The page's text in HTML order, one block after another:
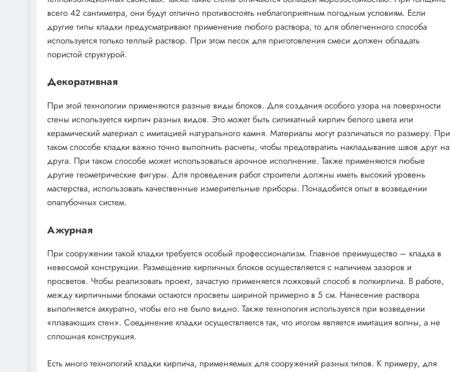
всего 42 сантиметра, они будут отлично противостоять неблагоприятным погодным условиям. Если
другие типы кладки предусматривают применение любого раствора, то для облегченного способа
используется только теплый раствор. При этом песок для приготовления смеси должен обладать
пористой структурой.
Декоративная
При этой технологии применяются разные виды блоков. Для создания особого узора на поверхности
стены используется кирпич разных видов. Это может быть силикатный кирпич белого цвета или
керамический материал с имитацией натурального камня. Материалы могут различаться по размеру. При
таком способе кладки важно точно выполнить расчеты, чтобы предотвратить накладывание швов друг на
друга. При таком способе может использоваться арочное исполнение. Также применяются любые
другие геометрические фигуры. Для проведения работ строители должны иметь высокий уровень
мастерства, использовать качественные измерительные приборы. Понадобится опыт в возведении
опалубочных систем.
Ажурная
При сооружении такой кладки требуется особый профессионализм. Главное преимущество – кладка в
невесомой конструкции. Размещение кирпичных блоков осуществляется с наличием зазоров и
просветов. Чтобы реализовать проект, зачастую применяется ложковый способ в полкирпича. В работе,
между кирпичными блоками остаются просветы шириной примерно в 5 см. Нанесение раствора
выполняется аккуратно, чтобы его не было видно. Также технология используется при возведении
«плавающих стен». Соединение кладки осуществляется так, что итогом является имитация волны, а не
сплошная конструкция.
Есть много технологий кладки кирпича, применяемых для сооружений разных типов. К примеру, для